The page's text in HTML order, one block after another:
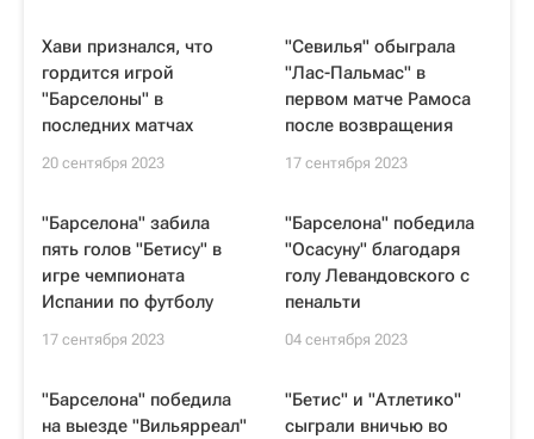
Хави признался, что
гордится игрой
"Барселоны" в
последних матчах
20 сентября 2023
"Севилья" обыграла
"Лас-Пальмас" в
первом матче Рамоса
после возвращения
17 сентября 2023
"Барселона" забила
пять голов "Бетису" в
игре чемпионата
Испании по футболу
17 сентября 2023
"Барселона" победила
"Осасуну" благодаря
голу Левандовского с
пенальти
04 сентября 2023
"Барселона" победила
на выезде "Вильярреал"
"Бетис" и "Атлетико"
сыграли вничью во